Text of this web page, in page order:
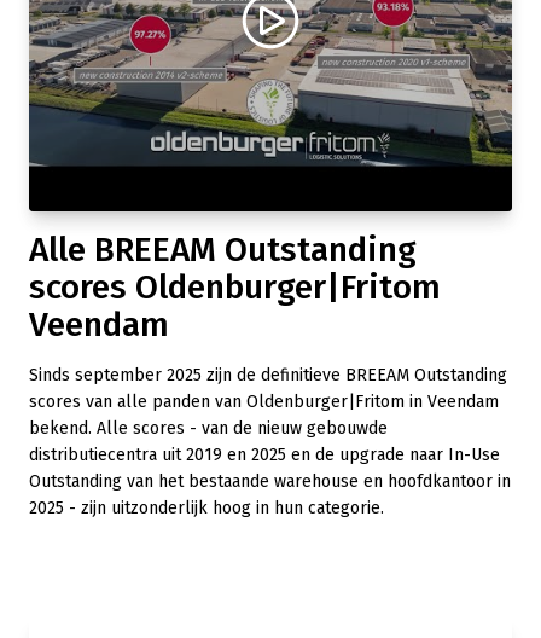
Alle BREEAM Outstanding
scores Oldenburger|Fritom
Veendam
Sinds september 2025 zijn de definitieve BREEAM Outstanding
scores van alle panden van Oldenburger|Fritom in Veendam
bekend. Alle scores - van de nieuw gebouwde
distributiecentra uit 2019 en 2025 en de upgrade naar In-Use
Outstanding van het bestaande warehouse en hoofdkantoor in
2025 - zijn uitzonderlijk hoog in hun categorie.